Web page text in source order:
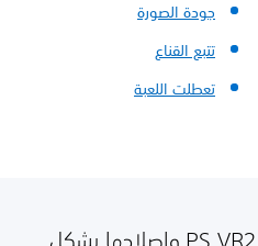
جودة الصورة
تتبع القناع
تعطلت اللعبة
خطوات استكشاف أخطاء PS VR2 وإصلاحها بشكل